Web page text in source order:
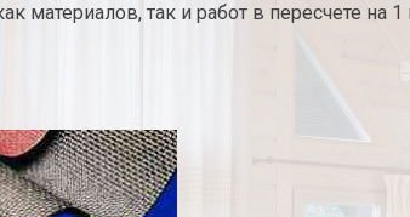
материалов, так и работ в пересчете на